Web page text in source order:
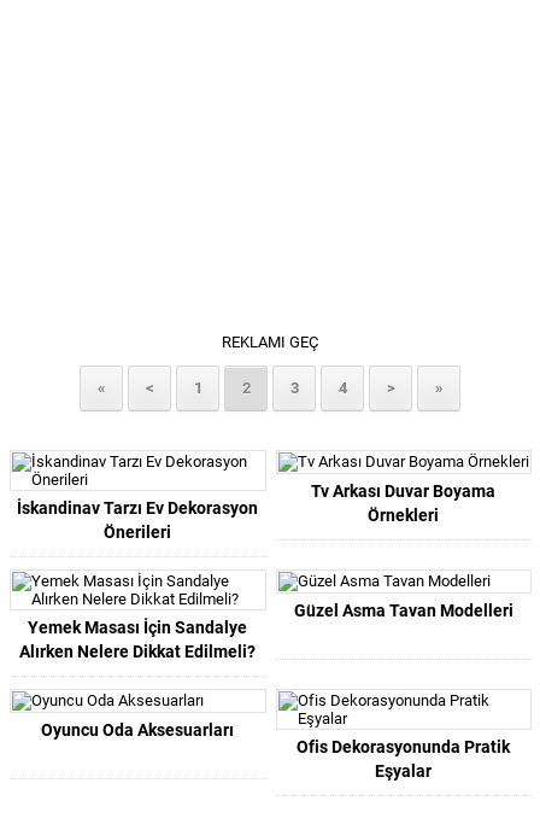
REKLAMI GEÇ
« < 1 2 3 4 > »
İskandinav Tarzı Ev Dekorasyon
Önerileri
Tv Arkası Duvar Boyama
Örnekleri
Yemek Masası İçin Sandalye
Alırken Nelere Dikkat Edilmeli?
Güzel Asma Tavan Modelleri
Oyuncu Oda Aksesuarları
Ofis Dekorasyonunda Pratik
Eşyalar